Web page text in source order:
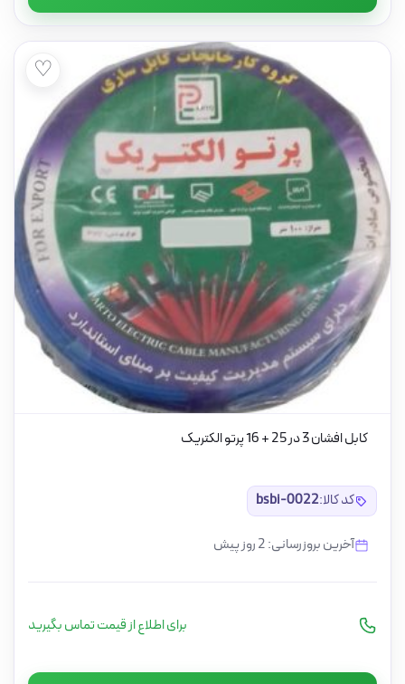
♡
کابل افشان 3 در 25 + 16 پرتو الکتریک
کد کالا:bsbi-0022
آخرین بروزرسانی: 2 روز پیش
برای اطلاع از قیمت تماس بگیرید